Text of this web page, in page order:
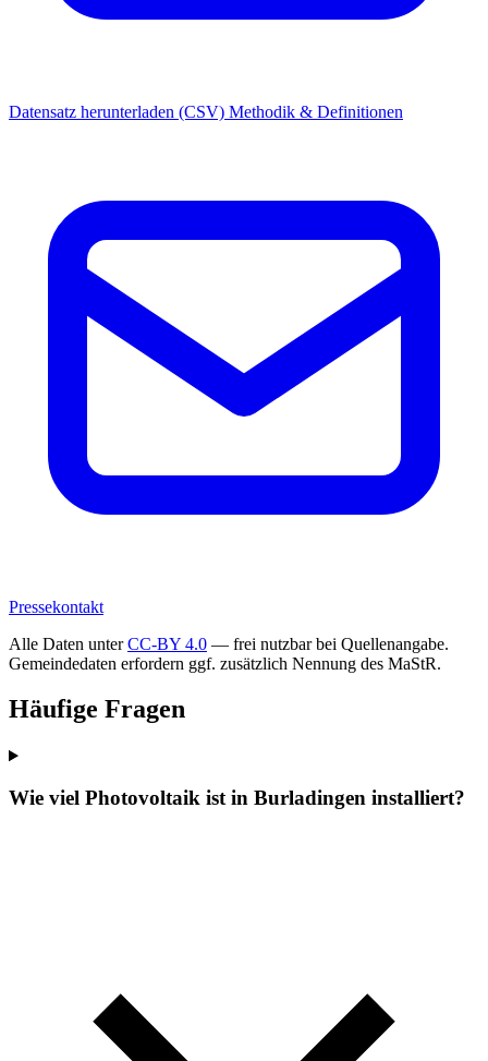
Datensatz herunterladen (CSV) Methodik & Definitionen
Pressekontakt
Alle Daten unterCC-BY 4.0 — frei nutzbar bei Quellenangabe.
Gemeindedaten erfordern ggf. zusätzlich Nennung des MaStR.
Häufige Fragen
Wie viel Photovoltaik ist in Burladingen installiert?